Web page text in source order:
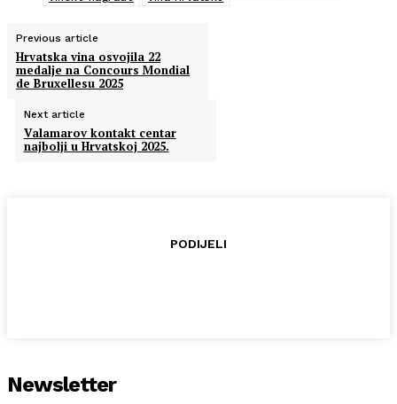
Previous article
Hrvatska vina osvojila 22
medalje na Concours Mondial
de Bruxellesu 2025
Next article
Valamarov kontakt centar
najbolji u Hrvatskoj 2025.
PODIJELI
Newsletter